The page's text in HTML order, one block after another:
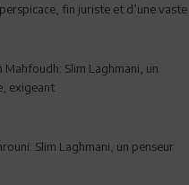
fin juriste et d’une vaste
Mahfoudh: Slim Laghmani, un
exigeant
Slim Laghmani, un penseur